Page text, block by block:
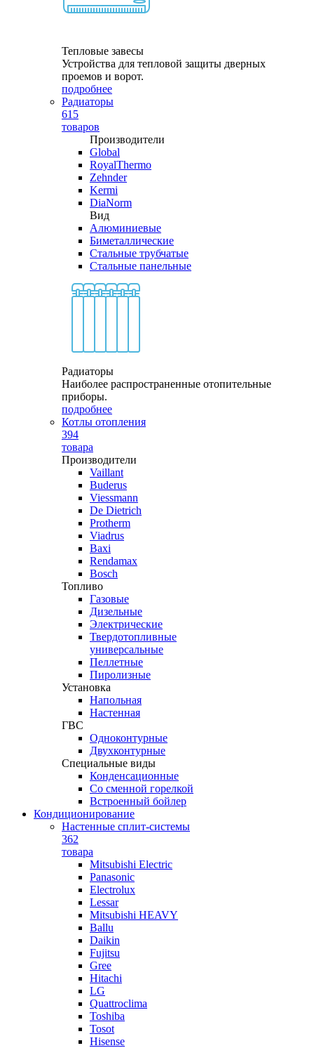
Тепловые завесы
Устройства для тепловой защиты дверных
проемов и ворот.
подробнее
Радиаторы
615
товаров
Производители
Global
RoyalThermo
Zehnder
Kermi
DiaNorm
Вид
Алюминиевые
Биметаллические
Стальные трубчатые
Стальные панельные
Радиаторы
Наиболее распространенные отопительные
приборы.
подробнее
Котлы отопления
394
товара
Производители
Vaillant
Buderus
Viessmann
De Dietrich
Protherm
Viadrus
Baxi
Rendamax
Bosch
Топливо
Газовые
Дизельные
Электрические
Твердотопливные
универсальные
Пеллетные
Пиролизные
Установка
Напольная
Настенная
ГВС
Одноконтурные
Двухконтурные
Специальные виды
Конденсационные
Со сменной горелкой
Встроенный бойлер
Кондиционирование
Настенные сплит-системы
362
товара
Mitsubishi Electric
Panasonic
Electrolux
Lessar
Mitsubishi HEAVY
Ballu
Daikin
Fujitsu
Gree
Hitachi
LG
Quattroclima
Toshiba
Tosot
Hisense